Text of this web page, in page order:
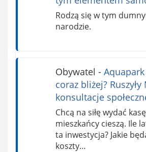
Rodzą się w tym
narodzie.
Obywatel -
coraz bliżej? Ruszyły
konsultacje
Chcą na siłę wydać
mieszkańcy cieszą. Ile
ta inwestycja? Jakie
koszty…